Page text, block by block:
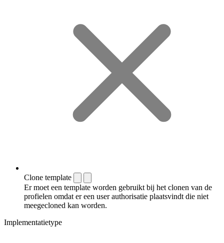
Clone template
Er moet een template worden gebruikt bij het clonen van de
profielen omdat er een user authorisatie plaatsvindt die niet
meegecloned kan worden.
Implementatietype